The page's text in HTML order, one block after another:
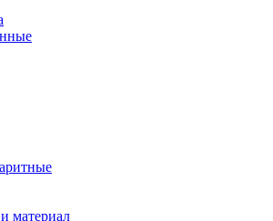
материал